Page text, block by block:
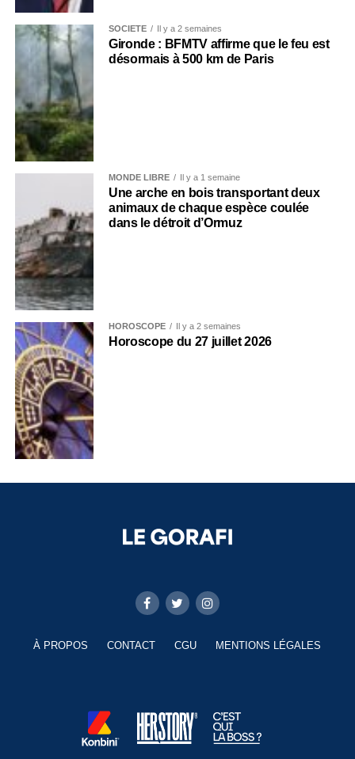
SOCIÉTÉ Il y a 2 semaines
Gironde : BFMTV affirme que le feu est
désormais à 500 km de Paris
MONDE LIBRE Il y a 1 semaine
Une arche en bois transportant deux
animaux de chaque espèce coulée
dans le détroit d’Ormuz
HOROSCOPE Il y a 2 semaines
Horoscope du 27 juillet 2026
À PROPOS CONTACT CGU MENTIONS LÉGALES